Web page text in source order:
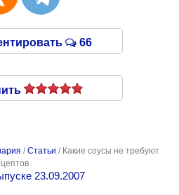
66
/Статьи / Какие соусы не требуют
23.09.2007